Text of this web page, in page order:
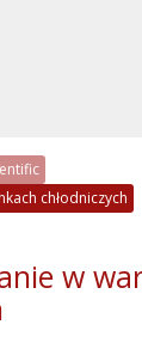
chłodniczych
w